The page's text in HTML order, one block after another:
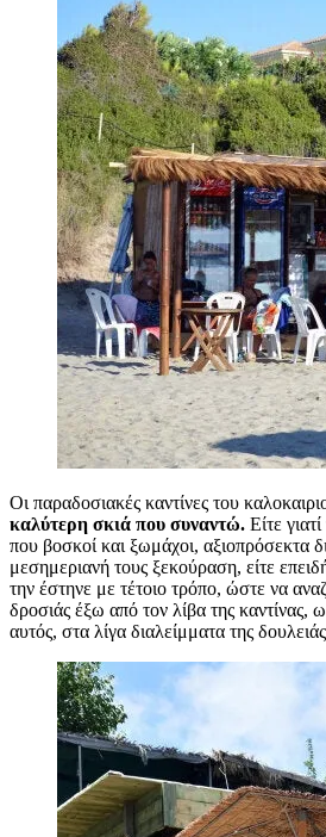
Οι παραδοσιακές καντίνες του
καλύτερη σκιά που συναντώ. Είτε
που βοσκοί και ξωμάχοι, αξιοπρόσεκτα
μεσημεριανή τους ξεκούραση, είτε
την έστηνε με τέτοιο τρόπο, ώστε να
δροσιάς έξω από τον λίβα της καντίνας,
αυτός, στα λίγα διαλείμματα της